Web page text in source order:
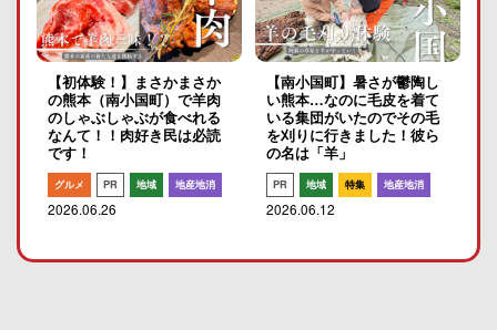
【初体験！】まさかまさか
の熊本（南小国町）で羊肉
のしゃぶしゃぶが食べれる
なんて！！肉好き民は必読
です！
グルメ PR 地域 地産地消
2026.06.26
【南小国町】暑さが鬱陶し
い熊本…なのに毛皮を着て
いる集団がいたのでその毛
を刈りに行きました！彼ら
の名は「羊」
PR 地域 特集 地産地消
2026.06.12